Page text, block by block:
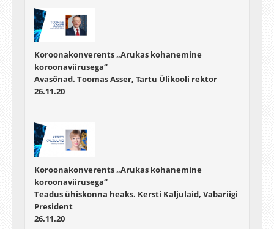
Koroonakonverents „Arukas kohanemine
koroonaviirusega“
Avasõnad. Toomas Asser, Tartu Ülikooli rektor
26.11.20
Koroonakonverents „Arukas kohanemine
koroonaviirusega“
Teadus ühiskonna heaks. Kersti Kaljulaid, Vabariigi
President
26.11.20